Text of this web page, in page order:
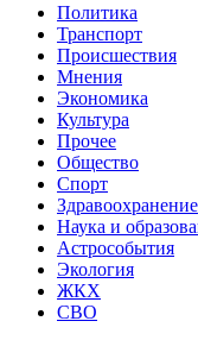
Политика
Транспорт
Происшествия
Мнения
Экономика
Культура
Прочее
Общество
Спорт
Здравоохранение
Наука и
Астрособытия
Экология
ЖКХ
СВО